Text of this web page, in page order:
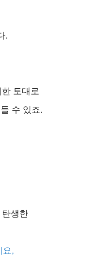
.
토대로
수 있죠.
탄생한
요,